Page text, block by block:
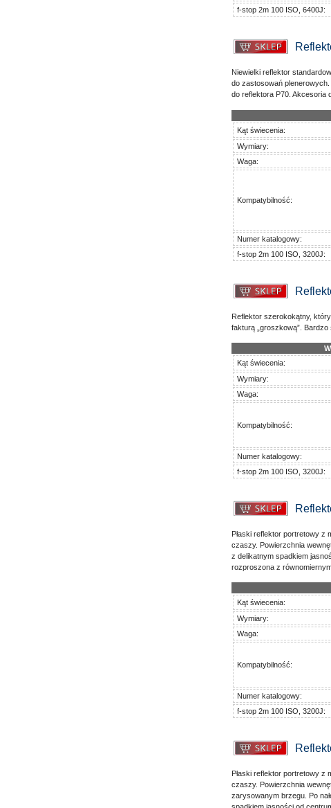
f-stop 2m 100 ISO, 6400J:
Niewielki reflektor
do zastosowań
do reflektora P70. Akcesoria
Kąt świecenia:
Wymiary:
Waga:
Kompatybilność:
Numer katalogowy:
f-stop 2m 100 ISO, 3200J:
Reflektor szerokokątny,
fakturą „groszkową”.
Kąt świecenia:
Wymiary:
Waga:
Kompatybilność:
Numer katalogowy:
f-stop 2m 100 ISO, 3200J:
Płaski reflektor portretowy z
czaszy. Powierzchnia
z delikatnym spadkiem
rozproszona z
Kąt świecenia:
Wymiary:
Waga:
Kompatybilność:
Numer katalogowy:
f-stop 2m 100 ISO, 3200J:
Płaski reflektor portretowy z
czaszy. Powierzchnia
zarysowanym brzegu. Po